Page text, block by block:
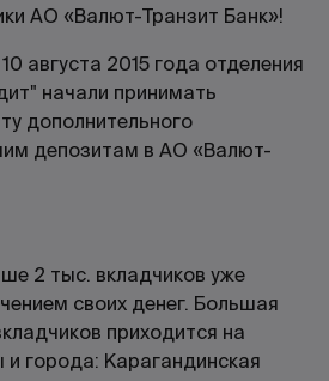
АО «Валют-Транзит Банк»!
августа 2015 года отделения
начали принимать
дополнительного
депозитам в АО «Валют-
2 тыс. вкладчиков уже
своих денег. Большая
приходится на
города: Карагандинская